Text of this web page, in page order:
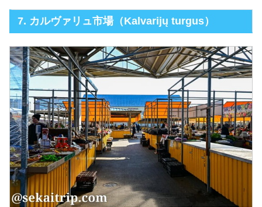
7. カルヴァリュ市場（Kalvarijų turgus）